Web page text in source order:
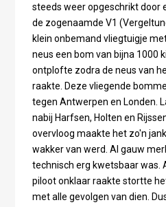
steeds weer opgeschrikt door
de zogenaamde V1
klein onbemand vliegtuigje
neus een bom van bijna 1000
ontplofte zodra de neus van
raakte. Deze vliegende
tegen Antwerpen en Londen.
nabij Harfsen, Holten en
overvloog maakte het zo'n
wakker van werd. Al gauw
technisch erg kwetsbaar was.
piloot onklaar raakte stortte
met alle gevolgen van dien.